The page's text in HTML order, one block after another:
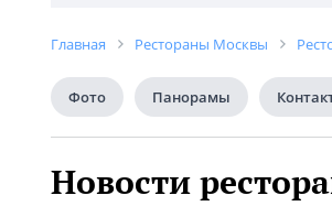
Главная Рестораны Москвы
Фото Панорамы
Новости